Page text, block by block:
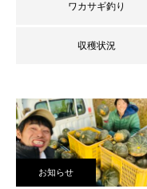
ワカサギ釣り
収穫状況
お知らせ